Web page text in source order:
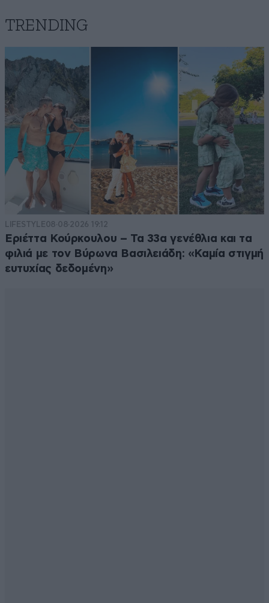
TRENDING
LIFESTYLE08·08·2026 19:12
Εριέττα Κούρκουλου – Τα 33α γενέθλια και τα
φιλιά με τον Βύρωνα Βασιλειάδη: «Καμία στιγμή
ευτυχίας δεδομένη»